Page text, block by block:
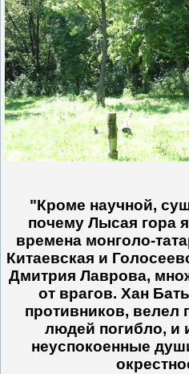
"Кроме научной,
почему Лысая гора
времена монголо-
Китаевская и
Дмитрия Лаврова,
от врагов. Хан
противников,
людей погибло, и
неуспокоенные